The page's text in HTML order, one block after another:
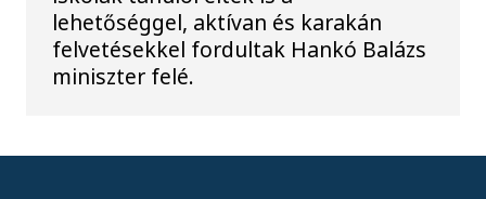
lehetőséggel, aktívan és karakán
felvetésekkel fordultak Hankó Balázs
miniszter felé.